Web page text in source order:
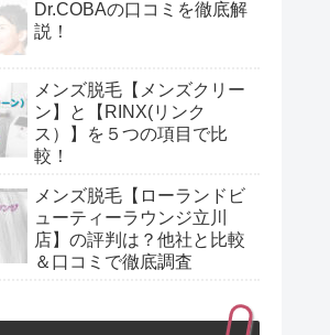
Dr.COBAの口コミを徹底解
説！
メンズ脱毛【メンズクリー
ン】と【RINX(リンク
ス）】を５つの項目で比
較！
メンズ脱毛【ローランドビ
ューティーラウンジ立川
店】の評判は？他社と比較
＆口コミで徹底調査